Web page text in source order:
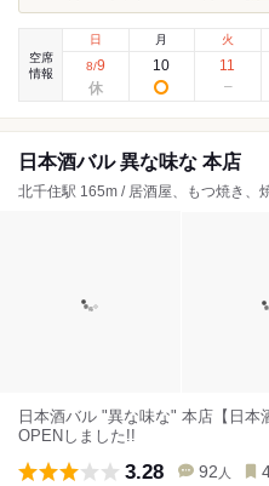
空席
情報
日
8/9
月
10
火
11
日本酒バル 異な味な 本店
北千住駅 165m / 居酒屋、もつ焼き、
日本酒バル "異な味な" 本店【日
OPENしました!!
3.28 92 人